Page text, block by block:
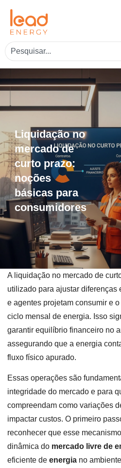
Liquidação no
mercado de
curto prazo:
noções
básicas para
consumidores
A liquidação no mercado de
utilizado para ajustar diferenças
e agentes projetam consumir e
ciclo mensal de energia. Isso
garantir equilíbrio financeiro no
assegurando que a energia
fluxo físico apurado.
Essas operações são
integridade do mercado e para
compreendam como variações
impactar custos. O primeiro
reconhecer que esse
dinâmica do mercado livre de
eficiente de energia no